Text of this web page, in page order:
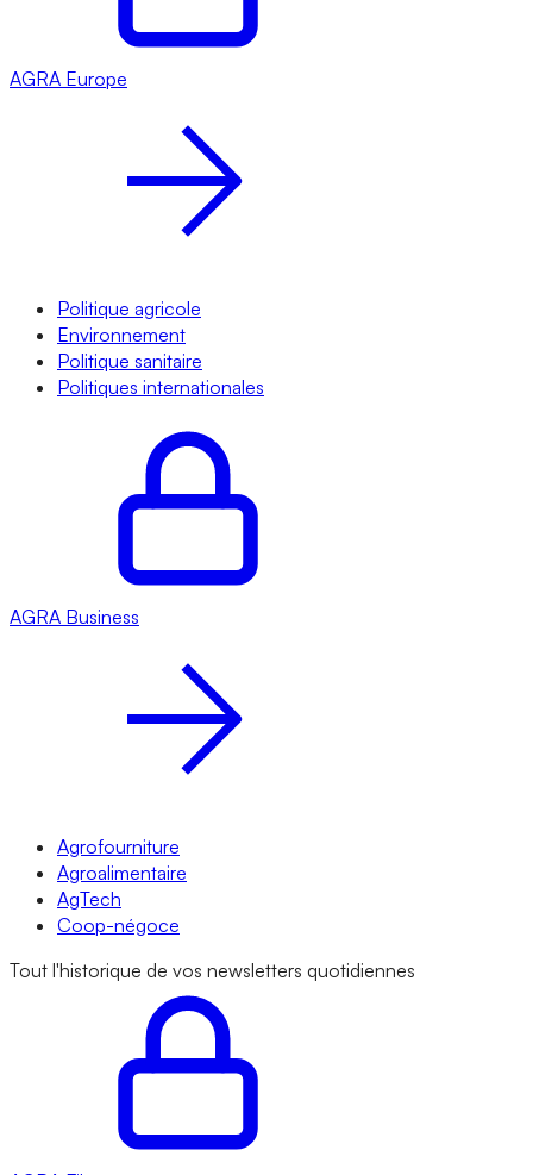
AGRA Europe
Politique agricole
Environnement
Politique sanitaire
Politiques internationales
AGRA Business
Agrofourniture
Agroalimentaire
AgTech
Coop-négoce
Tout l'historique de vos newsletters quotidiennes